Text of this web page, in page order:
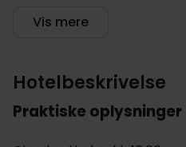
mens der bliver læst eller
med det nye, for at sikre,
krostemning blev bibeholdt
oprindeligt en
Vis mere
Hotelbeskrivelse
Praktiske oplysninger